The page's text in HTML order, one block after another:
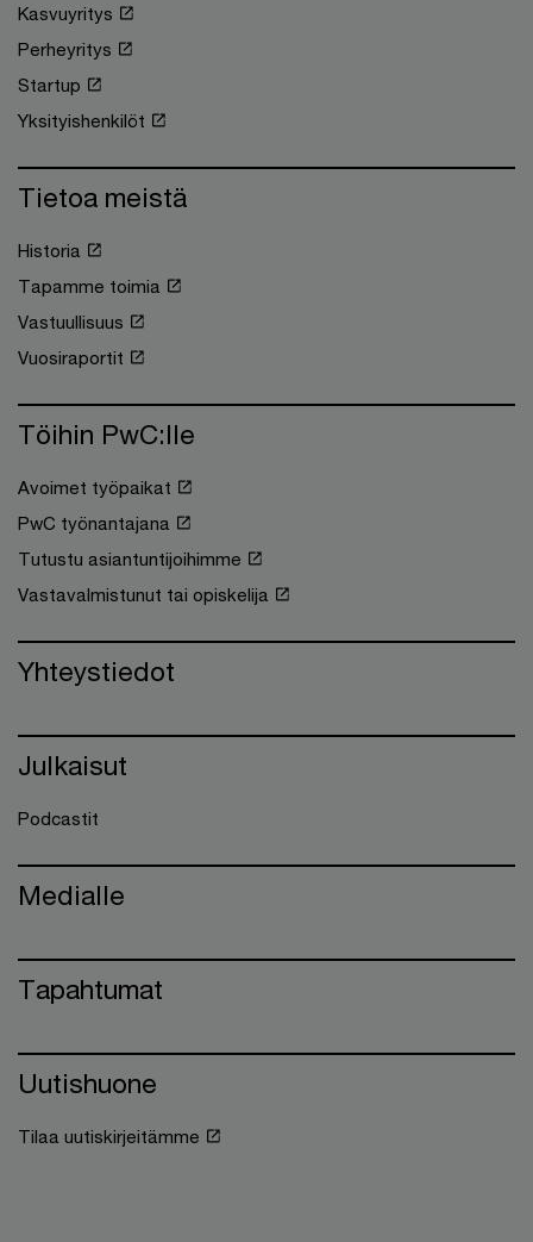
Kasvuyritys
Perheyritys
Startup
Yksityishenkilöt
Tietoa meistä
Historia
Tapamme toimia
Vastuullisuus
Vuosiraportit
Töihin PwC:lle
Avoimet työpaikat
PwC työnantajana
Tutustu asiantuntijoihimme
Vastavalmistunut tai opiskelija
Yhteystiedot
Julkaisut
Podcastit
Medialle
Tapahtumat
Uutishuone
Tilaa uutiskirjeitämme